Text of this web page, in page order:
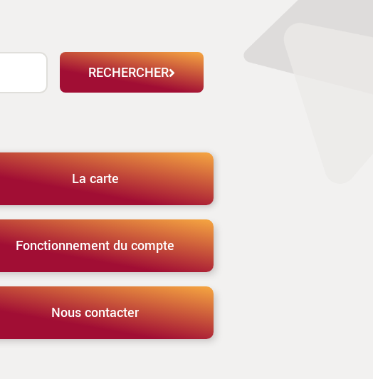
RECHERCHER
La carte
Fonctionnement du compte
Nous contacter